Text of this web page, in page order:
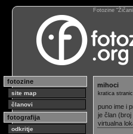
Fotozine
fotozine
site map
članovi
fotografija
odkritje
mihoci
kratica
puno ime i
je član (broj
virtualna